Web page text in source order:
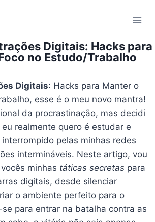
Digitais: Hacks para
no Estudo/Trabalho
Digitais: Hacks para Manter o
esse é o meu novo mantra!
da procrastinação, mas decidi
eu realmente quero é estudar e
pelas minhas redes
intermináveis. Neste artigo, vou
minhas táticas secretas para
digitais, desde silenciar
o ambiente perfeito para o
para entrar na batalha contra as